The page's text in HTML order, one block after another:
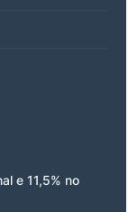
e 11,5% no